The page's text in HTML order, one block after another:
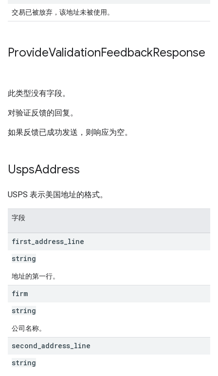
交易已被放弃，该地址未被使用。
ProvideValidationFeedbackResponse
此类型没有字段。
对验证反馈的回复。
如果反馈已成功发送，则响应为空。
UspsAddress
USPS 表示美国地址的格式。
字段
first address line
string
地址的第一行。
firm
string
公司名称。
second address line
string